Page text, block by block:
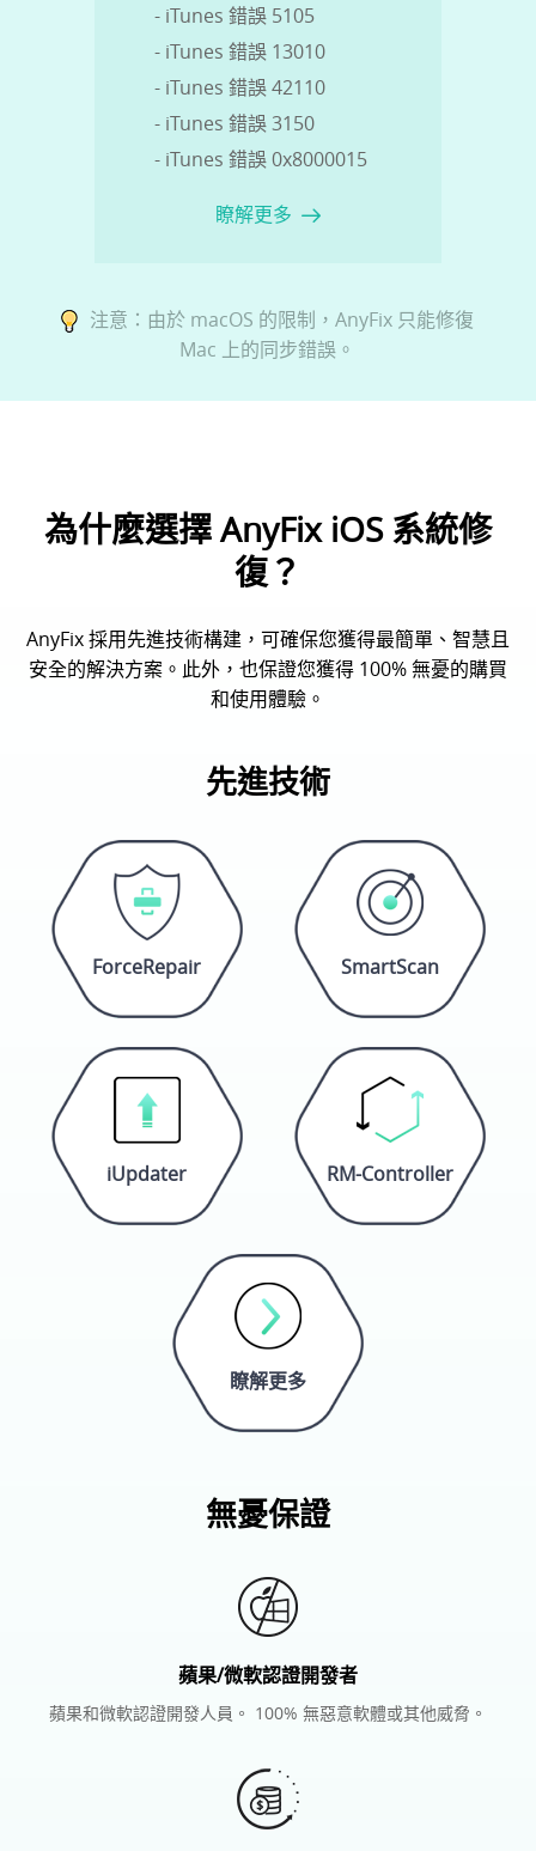
- iTunes 錯誤 5105
- iTunes 錯誤 13010
- iTunes 錯誤 42110
- iTunes 錯誤 3150
- iTunes 錯誤 0x8000015
瞭解更多
注意：由於 macOS 的限制，AnyFix 只能修復
Mac 上的同步錯誤。
為什麼選擇 AnyFix iOS 系統修
復？
AnyFix 採用先進技術構建，可確保您獲得最簡單、智慧且
安全的解決方案。此外，也保證您獲得 100% 無憂的購買
和使用體驗。
先進技術
ForceRepair SmartScan
iUpdater RM-Controller
瞭解更多
無憂保證
蘋果/微軟認證開發者
蘋果和微軟認證開發人員。 100% 無惡意軟體或其他威脅。